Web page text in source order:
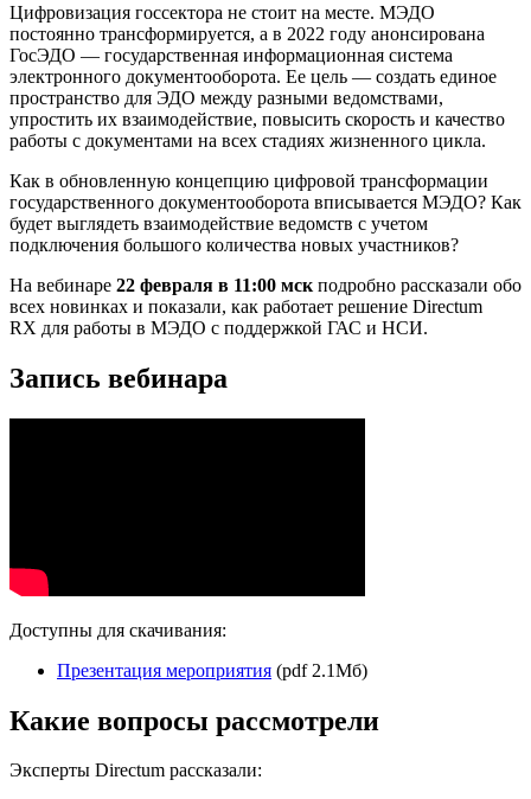
Цифровизация госсектора не стоит на месте. МЭДО
постоянно трансформируется, а в 2022 году анонсирована
ГосЭДО — государственная информационная система
электронного документооборота. Ее цель — создать единое
пространство для ЭДО между разными ведомствами,
упростить их взаимодействие, повысить скорость и качество
работы с документами на всех стадиях жизненного цикла.
Как в обновленную концепцию цифровой трансформации
государственного документооборота вписывается МЭДО? Как
будет выглядеть взаимодействие ведомств с учетом
подключения большого количества новых участников?
На вебинаре 22 февраля в 11:00 мск подробно рассказали обо
всех новинках и показали, как работает решение Directum
RX для работы в МЭДО с поддержкой ГАС и НСИ.
Запись вебинара
Доступны для скачивания:
Презентация мероприятия (pdf 2.1Мб)
Какие вопросы рассмотрели
Эксперты Directum рассказали: